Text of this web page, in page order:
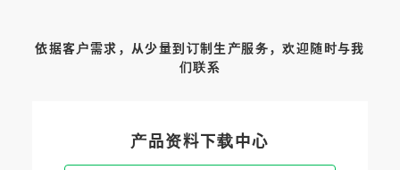
依据客户需求，从少量到订制生产服务，欢迎随时与我
们联系
产品资料下载中心